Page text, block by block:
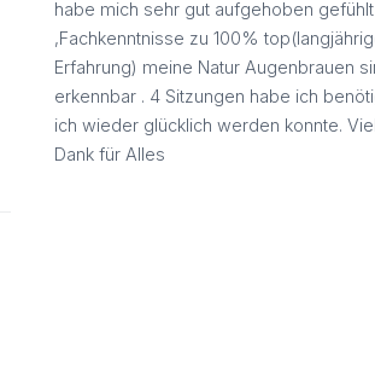
habe mich sehr gut aufgehoben gefühlt
,Fachkenntnisse zu 100%
Erfahrung) meine Natur Augenbrauen
erkennbar . 4 Sitzungen habe ich
ich wieder glücklich werden konnte.
Dank für Alles